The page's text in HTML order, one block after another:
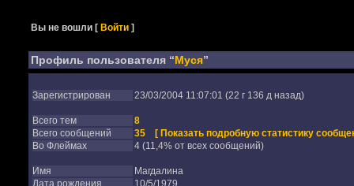
Вы не вошли [Войти ]
Профиль пользователя “Муся”
Зарегистрирован 23/03/2004 11:07:01 (22 г 136 д назад)
Всего тем
8
Всего сообщений
35
[ Показать подробную статистику
Во Флеймах
4 (11,4% от всех сообщений)
Имя
Магдалина
Дата рождения
10/5/1979